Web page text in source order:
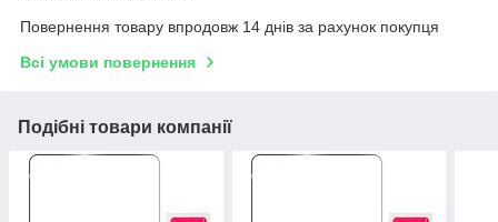
Повернення товару впродовж 14 днів за рахунок покупця
Всі умови повернення
Подібні товари компанії